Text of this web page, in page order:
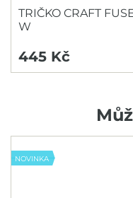
TRIČKO CRAFT
W
445 Kč
NOVINKA